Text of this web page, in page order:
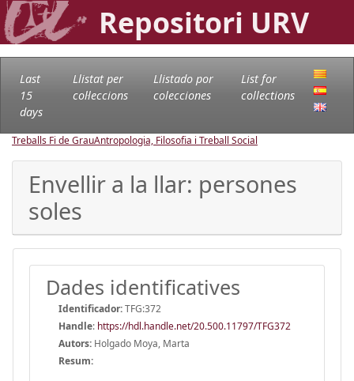
Repositori URV
Last
15
days
Llistat per
col·leccions
Llistado por
colecciones
List for
collections
Treballs Fi de GrauAntropologia, Filosofia i Treball Social
Envellir a la llar: persones
soles
Dades identificatives
Identificador:TFG:372
Handle: https://hdl.handle.net/20.500.11797/TFG372
Autors: Holgado Moya, Marta
Resum: